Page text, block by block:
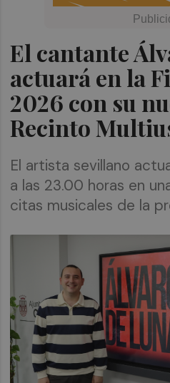
El cantante
actuará en la
2026 con su
Recinto
El artista sevillano
a las 23.00 horas en
citas musicales de la